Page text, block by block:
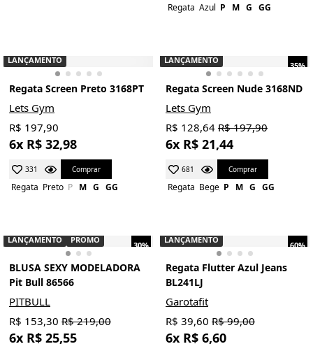
Regata Azul P M G GG
LANÇAMENTO
Regata Screen Preto 3168PT
Lets Gym
R$ 197,90
6x R$ 32,98
331 Comprar
Regata Preto P M G GG
35%
LANÇAMENTO
Regata Screen Nude 3168ND
Lets Gym
R$ 128,64 R$ 197,90
6x R$ 21,44
681 Comprar
Regata Bege P M G GG
30%
LANÇAMENTO PROMO
BLUSA SEXY MODELADORA
Pit Bull 86566
PITBULL
R$ 153,30 R$ 219,00
6x R$ 25,55
60%
LANÇAMENTO
Regata Flutter Azul Jeans
BL241LJ
Garotafit
R$ 39,60 R$ 99,00
6x R$ 6,60